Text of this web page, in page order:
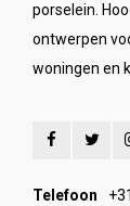
porselein.
ontwerpen
woningen en
Telefoon